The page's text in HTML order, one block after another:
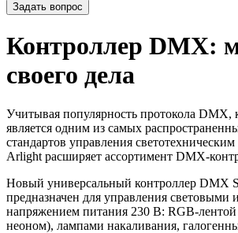
Задать вопрос
Контроллер DMX:
своего дела
Учитывая популярность протокола DMX,
является одним из самых
стандартов управления
Arlight расширяет ассортимент DMX-
Новый универсальный контроллер DMX
предназначен для управления световыми
напряжением питания 230 В: RGB-
неоном), лампами накаливания,